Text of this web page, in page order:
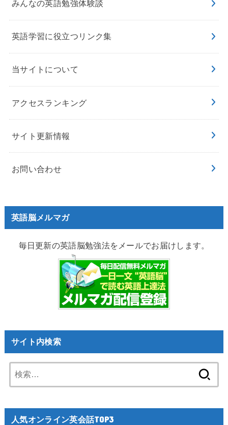
みんなの英語勉強体験談
英語学習に役立つリンク集
当サイトについて
アクセスランキング
サイト更新情報
お問い合わせ
英語脳メルマガ
毎日更新の英語脳勉強法をメールでお届けします。
サイト内検索
索:
人気オンライン英会話TOP3